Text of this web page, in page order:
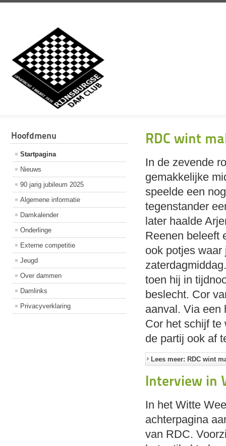
Hoofdmenu
Startpagina
Nieuws
90 jarig jubileum 2025
Algemene informatie
Damkalender
Onderlinge
Externe competitie
Jeugd
Over dammen
Damlinks
Privacyverklaring
RDC wint
In de zevende
gemakkelijke
speelde een
tegenstander
later haalde
Reenen beleeft
ook potjes
toen hij in
beslecht. Cor
aanval. Via een
Cor het schijf te
de partij ook af
Lees meer: RDC wint
Interview in
In het Witte
achterpagina
van RDC.